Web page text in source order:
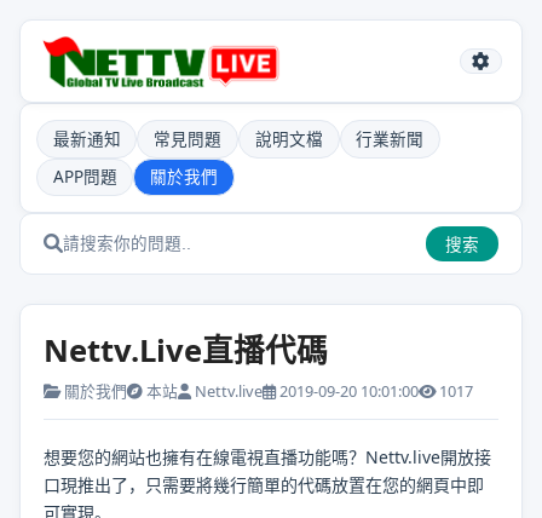
最新通知 常見問題 說明文檔
行業新聞
APP問題
關於我們
搜索
Nettv.Live直播代碼
關於我們 本站 Nettv.live 2019-09-20 10:01:00 1017
想要您的網站也擁有在線電視直播功能嗎？Nettv.live開放接
口現推出了，只需要將幾行簡單的代碼放置在您的網頁中即
可實現。